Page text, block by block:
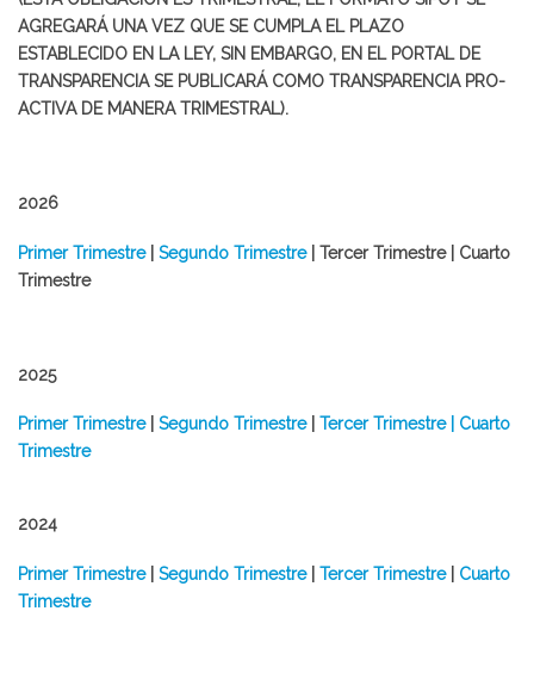
AGREGARÁ UNA VEZ QUE SE CUMPLA EL PLAZO
ESTABLECIDO EN LA LEY, SIN EMBARGO, EN EL PORTAL DE
TRANSPARENCIA SE PUBLICARÁ COMO TRANSPARENCIA PRO-
ACTIVA DE MANERA TRIMESTRAL).
2026
​Primer Trimestre| Segundo Trimestre| Tercer Trimestre | Cuarto
Trimestre
2025
Primer Trimestre| Segundo Trimestre| Tercer Trimestre |
Cuarto
Trimestre
2024
Primer Trimestre Segundo Trimestre Tercer Trimestre| Cuarto
Trimestre